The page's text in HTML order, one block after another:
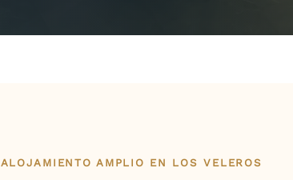
ALOJAMIENTO AMPLIO EN LOS VELEROS